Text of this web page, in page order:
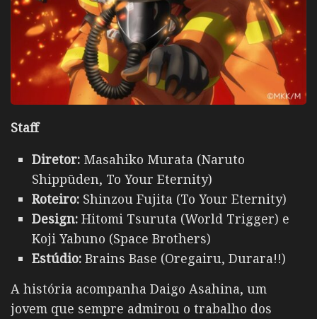
Staff
Diretor: Masahiko Murata (Naruto
Shippūden, To Your Eternity)
Roteiro: Shinzou Fujita (To Your Eternity)
Design: Hitomi Tsuruta (World Trigger) e
Koji Yabuno (Space Brothers)
Estúdio: Brains Base (Oregairu, Durara!!)
A história acompanha Daigo Asahina, um
jovem que sempre admirou o trabalho dos